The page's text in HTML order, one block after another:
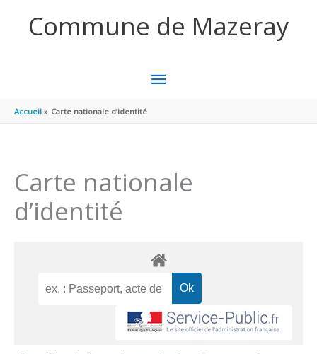
Commune de Mazeray
MENU
Accueil Carte nationale d’identité
Carte nationale
d’identité